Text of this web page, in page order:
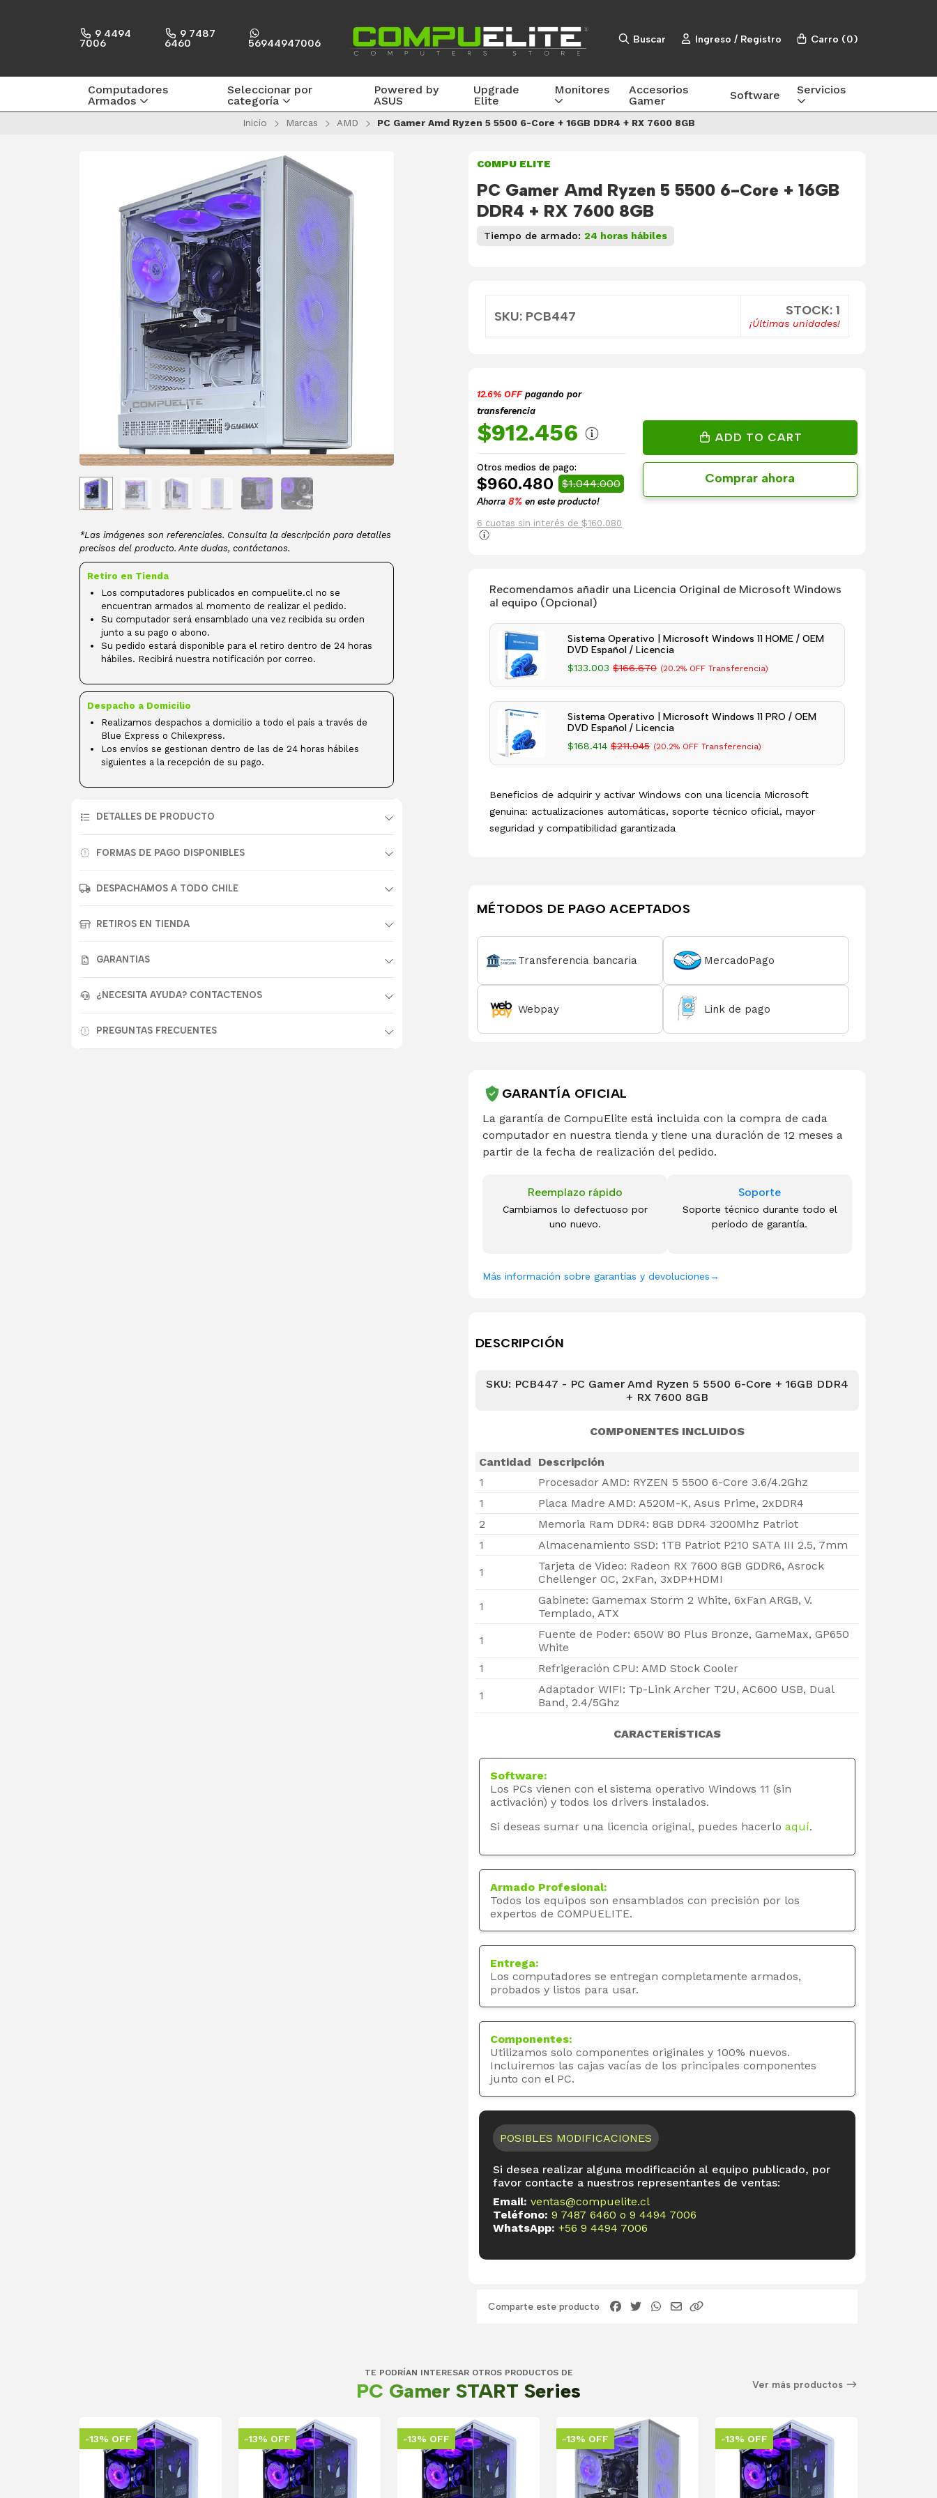
9 4494
7006
9 7487
6460 56944947006 Buscar Ingreso / Registro Carro (0)
Computadores
Armados
Seleccionar por
categoría
Powered by
ASUS
Upgrade
Elite
Monitores
Accesorios
Gamer
Software Servicios
Inicio Marcas AMD PC Gamer Amd Ryzen 5 5500 6-Core + 16GB DDR4 + RX 7600 8GB
*Las imágenes son referenciales. Consulta la descripción para detalles
precisos del producto. Ante dudas, contáctanos.
Retiro en Tienda
Los computadores publicados en compuelite.cl no se
encuentran armados al momento de realizar el pedido.
Su computador será ensamblado una vez recibida su orden
junto a su pago o abono.
Su pedido estará disponible para el retiro dentro de 24 horas
hábiles. Recibirá nuestra notificación por correo.
Despacho a Domicilio
Realizamos despachos a domicilio a todo el país a través de
Blue Express o Chilexpress.
Los envíos se gestionan dentro de las de 24 horas hábiles
siguientes a la recepción de su pago.
DETALLES DE PRODUCTO
FORMAS DE PAGO DISPONIBLES
DESPACHAMOS A TODO CHILE
RETIROS EN TIENDA
GARANTIAS
¿NECESITA AYUDA? CONTACTENOS
PREGUNTAS FRECUENTES
COMPU ELITE
PC Gamer Amd Ryzen 5 5500 6-Core + 16GB
DDR4 + RX 7600 8GB
Tiempo de armado: 24 horas hábiles
SKU: PCB447 STOCK: 1
¡Últimas unidades!
12.6% OFFpagando por
transferencia
$912.456
Otros medios de pago:
$960.480 $1.044.000
Ahorra 8% en este producto!
6 cuotas sin interés de $160.080
ADD TO CART
Comprar ahora
Recomendamos añadir una Licencia Original de Microsoft Windows
al equipo (Opcional)
Sistema Operativo | Microsoft Windows 11 HOME / OEM
DVD Español / Licencia
$133.003 $166.670 (20.2% OFF Transferencia)
Sistema Operativo | Microsoft Windows 11 PRO / OEM
DVD Español / Licencia
$168.414 $211.045 (20.2% OFF Transferencia)
Beneficios de adquirir y activar Windows con una licencia Microsoft
genuina: actualizaciones automáticas, soporte técnico oficial, mayor
seguridad y compatibilidad garantizada
MÉTODOS DE PAGO ACEPTADOS
Transferencia bancaria MercadoPago
Webpay Link de pago
GARANTÍA OFICIAL
La garantía de CompuElite está incluida con la compra de cada
computador en nuestra tienda y tiene una duración de 12 meses a
partir de la fecha de realización del pedido.
Reemplazo rápido
Cambiamos lo defectuoso por
uno nuevo.
Soporte
Soporte técnico durante todo el
período de garantía.
Más información sobre garantías y devoluciones→
DESCRIPCIÓN
SKU: PCB447 - PC Gamer Amd Ryzen 5 5500 6-Core + 16GB DDR4
+ RX 7600 8GB
COMPONENTES INCLUIDOS
Cantidad
Descripción
1
Procesador AMD: RYZEN 5 5500 6-Core 3.6/4.2Ghz
1
Placa Madre AMD: A520M-K, Asus Prime, 2xDDR4
2
Memoria Ram DDR4: 8GB DDR4 3200Mhz Patriot
1
Almacenamiento SSD: 1TB Patriot P210 SATA III 2.5, 7mm
1
Tarjeta de Video: Radeon RX 7600 8GB GDDR6, Asrock
Chellenger OC, 2xFan, 3xDP+HDMI
1
Gabinete: Gamemax Storm 2 White, 6xFan ARGB, V.
Templado, ATX
1
Fuente de Poder: 650W 80 Plus Bronze, GameMax, GP650
White
1
Refrigeración CPU: AMD Stock Cooler
1
Adaptador WIFI: Tp-Link Archer T2U, AC600 USB, Dual
Band, 2.4/5Ghz
CARACTERÍSTICAS
Software:
Los PCs vienen con el sistema operativo Windows 11 (sin
activación) y todos los drivers instalados.
Si deseas sumar una licencia original, puedes hacerlo aquí.
Armado Profesional:
Todos los equipos son ensamblados con precisión por los
expertos de COMPUELITE.
Entrega:
Los computadores se entregan completamente armados,
probados y listos para usar.
Componentes:
Utilizamos solo componentes originales y 100% nuevos.
Incluiremos las cajas vacías de los principales componentes
junto con el PC.
POSIBLES MODIFICACIONES
Si desea realizar alguna modificación al equipo publicado, por
favor contacte a nuestros representantes de ventas:
Email: ventas@compuelite.cl
Teléfono: 9 7487 6460 o 9 4494 7006
WhatsApp: +56 9 4494 7006
Comparte este producto
TE PODRÍAN INTERESAR OTROS PRODUCTOS DE
PC Gamer START Series Ver más productos
-13% OFF -13% OFF -13% OFF -13% OFF -13% OFF